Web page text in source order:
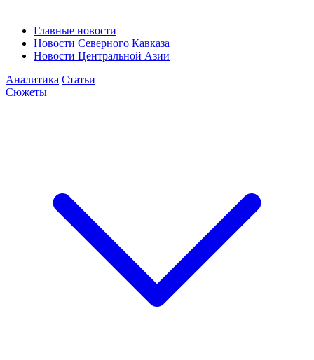
Главные новости
Новости Северного Кавказа
Новости Центральной Азии
Аналитика Статьи
Сюжеты